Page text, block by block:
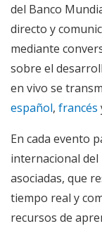
del Banco
directo y
mediante
sobre el
en vivo se
español, francés
En cada evento
internacional
asociadas, que
tiempo real y
recursos de